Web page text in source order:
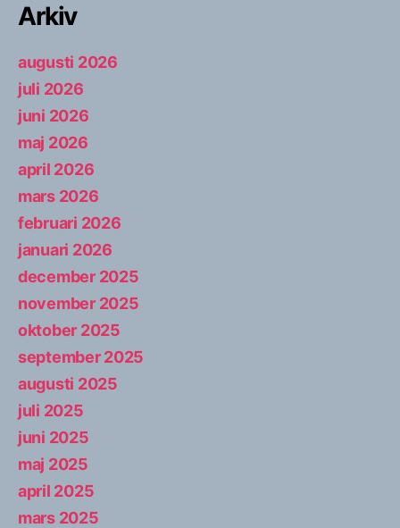
Arkiv
augusti 2026
juli 2026
juni 2026
maj 2026
april 2026
mars 2026
februari 2026
januari 2026
december 2025
november 2025
oktober 2025
september 2025
augusti 2025
juli 2025
juni 2025
maj 2025
april 2025
mars 2025